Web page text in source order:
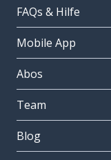
FAQs & Hilfe
Mobile App
Abos
Team
Blog